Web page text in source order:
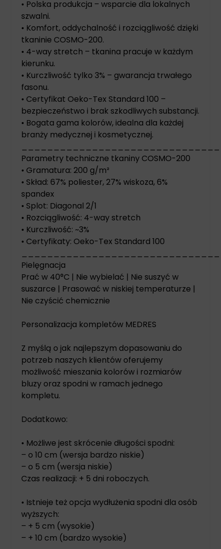
• Polska produkcja – wsparcie dla lokalnych
szwalni.
• Komfort, oddychalność i rozciągliwość dzięki
tkaninie COSMO-200.
• 4-way stretch – tkanina pracuje w każdym
kierunku.
• Kurczliwość tylko 3% – gwarancja trwałego
fasonu.
• Certyfikat Oeko-Tex Standard 100 –
bezpieczeństwo i brak szkodliwych substancji.
• Bogata gama kolorów, idealna dla każdej
branży medycznej i kosmetycznej.
Parametry techniczne tkaniny COSMO-200
• Gramatura: 200 g/m²
• Skład: 67% poliester, 27% wiskoza, 6%
spandex
• Splot: Diagonal 2/1
• Rozciągliwość: 4-way stretch
• Kurczliwość: ~3%
• Certyfikaty: Oeko-Tex Standard 100
Pielęgnacja
Prać w 40°C | Nie wybielać | Nie suszyć w
suszarce | Prasować w niskiej temperaturze |
Nie czyścić chemicznie
Personalizacja kompletów MEDRES
Z myślą o jak najlepszym dopasowaniu do
potrzeb naszych klientów oferujemy
możliwość mieszania kolorów i rozmiarów
bluzy oraz spodni w ramach jednego
kompletu.
Dodatkowo:
• Możliwe jest skrócenie długości spodni:
– o 10 cm (wersja bardzo niskie)
– o 5 cm (wersja niskie)
Czas realizacji: + 5 dni roboczych.
• Istnieje też opcja wydłużenia spodni dla osób
wyższych:
– + 5 cm (wysokie)
– + 10 cm (bardzo wysokie)